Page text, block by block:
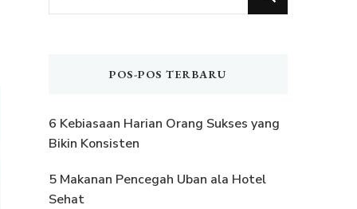
Sesuatu?
POS-POS TERBARU
6 Kebiasaan Harian Orang Sukses yang
Bikin Konsisten
5 Makanan Pencegah Uban ala Hotel
Sehat